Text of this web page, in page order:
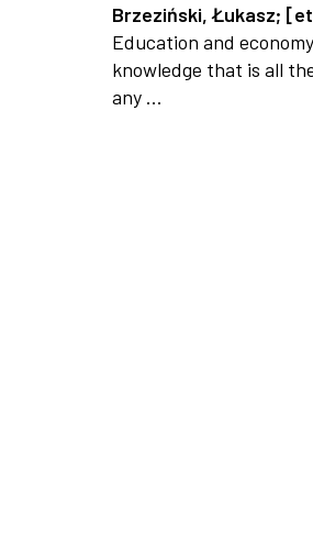
Brzeziński, Łukasz;
Education and
knowledge that is all
any ...